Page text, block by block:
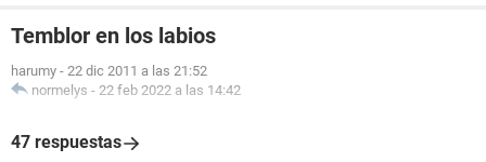
Temblor en los labios
harumy - 22 dic 2011 a las 21:52
normelys - 22 feb 2022 a las 14:42
47 respuestas